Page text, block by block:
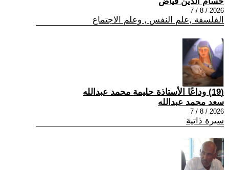
2026 / 8 / 7
الفلسفة ,علم النفس , وعلم الاجتماع
(19) وداعًا الأستاذة حليمة محمد عبدالله
سعد محمد عبدالله
2026 / 8 / 7
سيرة ذاتية